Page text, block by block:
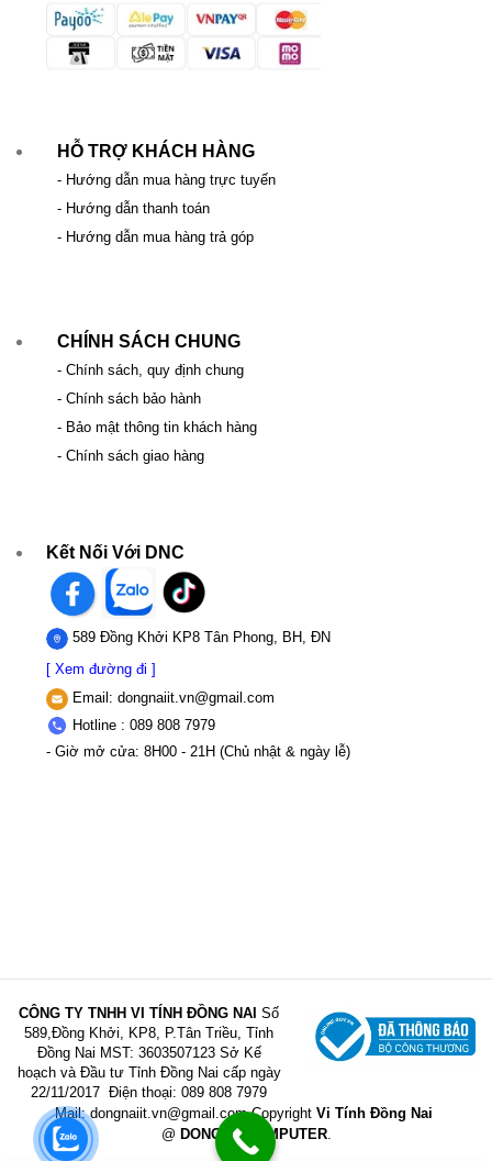
HỖ TRỢ KHÁCH HÀNG
- Hướng dẫn mua hàng trực tuyến
- Hướng dẫn thanh toán
- Hướng dẫn mua hàng trả góp
CHÍNH SÁCH CHUNG
- Chính sách, quy định chung
- Chính sách bảo hành
- Bảo mật thông tin khách hàng
- Chính sách giao hàng
Kết Nối Với DNC
589 Đồng Khởi KP8 Tân Phong, BH, ĐN
[ Xem đường đi ]
Email: dongnaiit.vn@gmail.com
Hotline : 089 808 7979
- Giờ mở cửa: 8H00 - 21H (Chủ nhật & ngày lễ)
CÔNG TY TNHH VI TÍNH ĐỒNG NAI Số
589,Đồng Khởi, KP8, P.Tân Triều, Tỉnh
Đồng Nai MST: 3603507123 Sở Kế
hoạch và Đầu tư Tỉnh Đồng Nai cấp ngày
22/11/2017 Điện thoại: 089 808 7979
Mail:dongnaiit.vn@gmail.com Copyright Vi Tính Đồng Nai
@ DONGNAICOMPUTER.